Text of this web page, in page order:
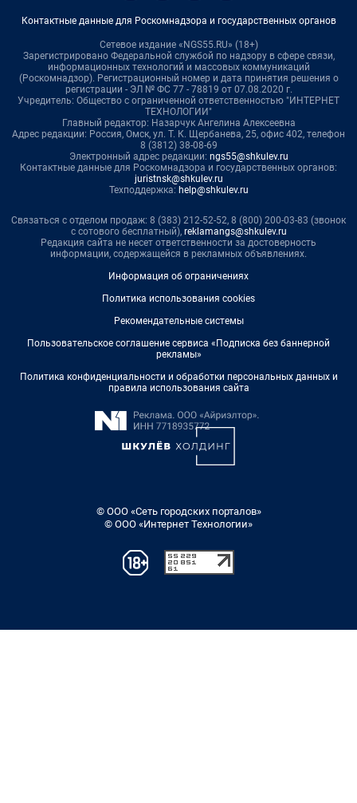
Контактные данные для Роскомнадзора и государственных органов
Сетевое издание «NGS55.RU» (18+)
Зарегистрировано Федеральной службой по надзору в сфере связи,
информационных технологий и массовых коммуникаций
(Роскомнадзор). Регистрационный номер и дата принятия решения о
регистрации - ЭЛ № ФС 77 - 78819 от 07.08.2020 г.
Учредитель: Общество с ограниченной ответственностью "ИНТЕРНЕТ
ТЕХНОЛОГИИ"
Главный редактор: Назарчук Ангелина Алексеевна
Адрес редакции: Россия, Омск, ул. Т. К. Щербанева, 25, офис 402, телефон
8 (3812) 38-08-69
Электронный адрес редакции: ngs55@shkulev.ru
Контактные данные для Роскомнадзора и государственных органов:
juristnsk@shkulev.ru
Техподдержка: help@shkulev.ru
Связаться с отделом продаж: 8 (383) 212-52-52, 8 (800) 200-03-83 (звонок
с сотового бесплатный), reklamangs@shkulev.ru
Редакция сайта не несет ответственности за достоверность
информации, содержащейся в рекламных объявлениях.
Информация об ограничениях
Политика использования cookies
Рекомендательные системы
Пользовательское соглашение сервиса «Подписка без баннерной
рекламы»
Политика конфиденциальности и обработки персональных данных и
правила использования сайта
© ООО «Сеть городских порталов»
© ООО «Интернет Технологии»